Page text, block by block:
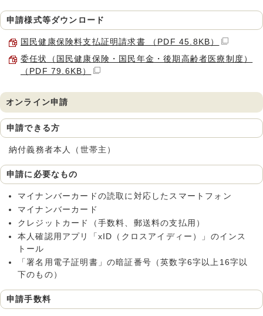
申請様式等ダウンロード
国民健康保険料支払証明請求書 （PDF 45.8KB）
委任状（国民健康保険・国民年金・後期高齢者医療制度）
（PDF 79.6KB）
オンライン申請
申請できる方
納付義務者本人（世帯主）
申請に必要なもの
マイナンバーカードの読取に対応したスマートフォン
マイナンバーカード
クレジットカード（手数料、郵送料の支払用）
本人確認用アプリ「xID（クロスアイディー）」のインス
トール
「署名用電子証明書」の暗証番号（英数字6字以上16字以
下のもの）
申請手数料